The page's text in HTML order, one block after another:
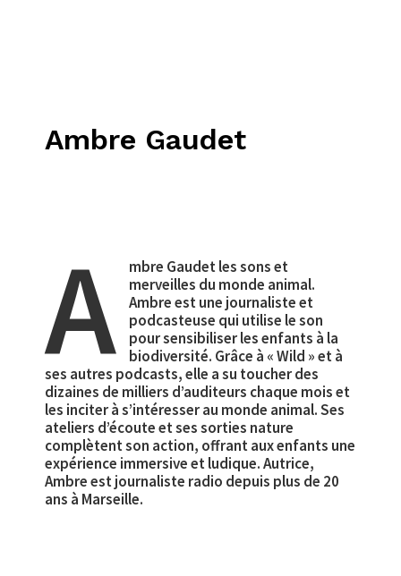
Ambre Gaudet
A
mbre Gaudet les sons et
merveilles du monde animal.
Ambre est une journaliste et
podcasteuse qui utilise le son
pour sensibiliser les enfants à la
biodiversité. Grâce à « Wild » et à
ses autres podcasts, elle a su toucher des
dizaines de milliers d’auditeurs chaque mois et
les inciter à s’intéresser au monde animal. Ses
ateliers d’écoute et ses sorties nature
complètent son action, offrant aux enfants une
expérience immersive et ludique. Autrice,
Ambre est journaliste radio depuis plus de 20
ans à Marseille.